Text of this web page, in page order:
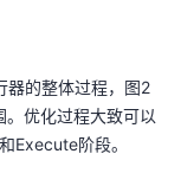
器的整体过程，图2
优化过程大致可以
Execute阶段。